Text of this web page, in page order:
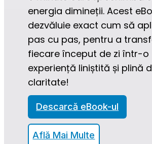
energia dimineții. Acest
dezvăluie exact cum să
pas cu pas, pentru a
fiecare început de zi într-o
experiență liniștită și plină
claritate!
Descarcă eBook-ul
Află Mai Multe